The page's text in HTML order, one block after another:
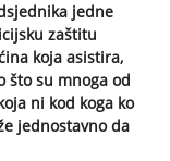
jedne
zaštitu
koja asistira,
što su mnoga od
ni kod koga ko
jednostavno da